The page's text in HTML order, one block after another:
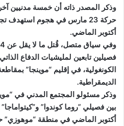
وذكر المصدر ذاته أن خمسة مدنيين
حركة 23 مارس في هجوم
أكتوبر الماضي.
فصيلين تابعين لمليشيات الدفاع
الكونغولية، في إقليم “موينجا”
الديمقراطية.
وذكر مسئولو المجتمع المدني في
أكتوبر الماضي في منطقة “موهوزي”